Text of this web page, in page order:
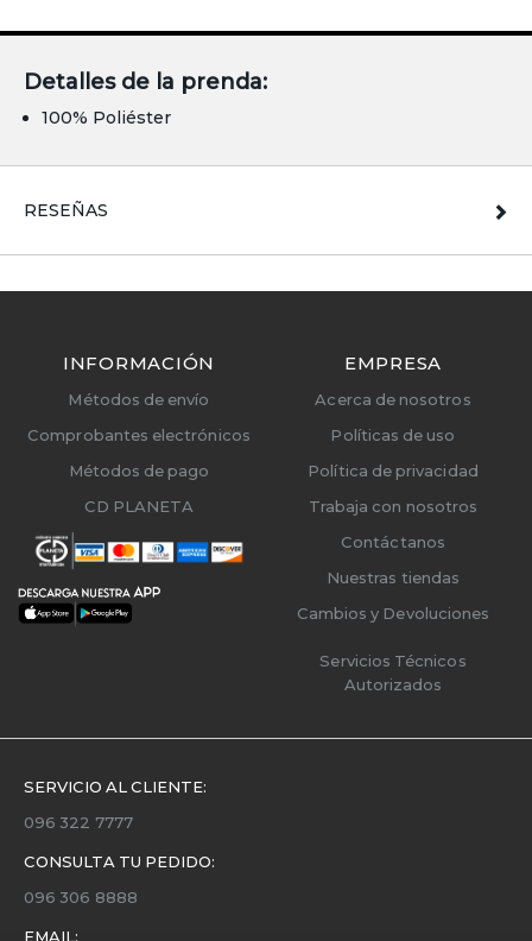
Detalles de la prenda:
100% Poliéster
RESEÑAS
INFORMACIÓN
Métodos de envío
Comprobantes electrónicos
Métodos de pago
CD PLANETA
EMPRESA
Acerca de nosotros
Políticas de uso
Política de privacidad
Trabaja con nosotros
Contáctanos
Nuestras tiendas
Cambios y Devoluciones
Servicios Técnicos
Autorizados
SERVICIO AL CLIENTE:
096 322 7777
CONSULTA TU PEDIDO:
096 306 8888
EMAIL: